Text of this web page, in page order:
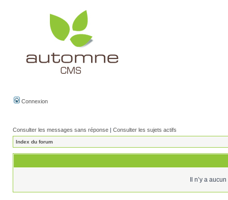
Connexion
Consulter les messages sans réponse | Consulter les sujets actifs
Index du forum
Il n’y a